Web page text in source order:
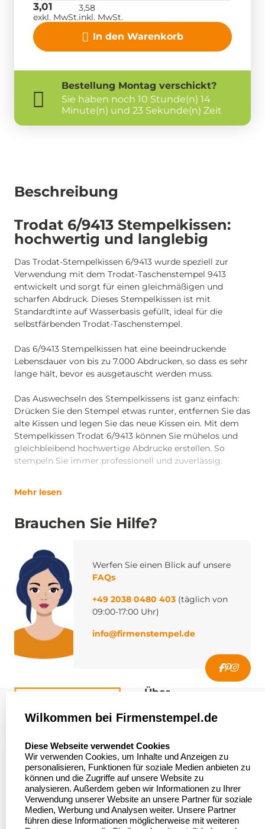
Beschreibung
Trodat 6/9413 Stempelkissen:
hochwertig und langlebig
Das Trodat-Stempelkissen 6/9413 wurde speziell zur
Verwendung mit dem Trodat-Taschenstempel 9413
entwickelt und sorgt für einen gleichmäßigen und
scharfen Abdruck. Dieses Stempelkissen ist mit
Standardtinte auf Wasserbasis gefüllt, ideal für die
selbstfärbenden Trodat-Taschenstempel.
Das 6/9413 Stempelkissen hat eine beeindruckende
Lebensdauer von bis zu 7.000 Abdrucken, so dass es sehr
lange hält, bevor es ausgetauscht werden muss.
Das Auswechseln des Stempelkissens ist ganz einfach:
Drücken Sie den Stempel etwas runter, entfernen Sie das
alte Kissen und legen Sie das neue Kissen ein. Mit dem
Stempelkissen Trodat 6/9413 können Sie mühelos und
gleichbleibend hochwertige Abdrucke erstellen. So
stempeln Sie immer professionell und zuverlässig.
Mehr lesen
Brauchen Sie Hilfe?
Werfen Sie einen Blick auf unsere
FAQs
+49 2038 0480 403 (täglich von
09:00-17:00 Uhr)
info@firmenstempel.de
In den Warenkorb
3,01
exkl. MwSt.
3,58
inkl. MwSt.
Bestellung Montag verschickt?
Sie haben noch 10 Stunde(n) 14
Minute(n) und 23 Sekunde(n) Zeit
Asterlager Straße 97
47228 Duisburg
Deutschland
Über
Über uns
Bewerten Sie uns
Sitemap
Stempel in
Deutschland
Wilkommen bei Firmenstempel.de
Diese Webseite verwendet Cookies
Wir verwenden Cookies, um Inhalte und Anzeigen zu
personalisieren, Funktionen für soziale Medien anbieten zu
können und die Zugriffe auf unsere Website zu
analysieren. Außerdem geben wir Informationen zu Ihrer
Verwendung unserer Website an unsere Partner für soziale
Medien, Werbung und Analysen weiter. Unsere Partner
führen diese Informationen möglicherweise mit weiteren